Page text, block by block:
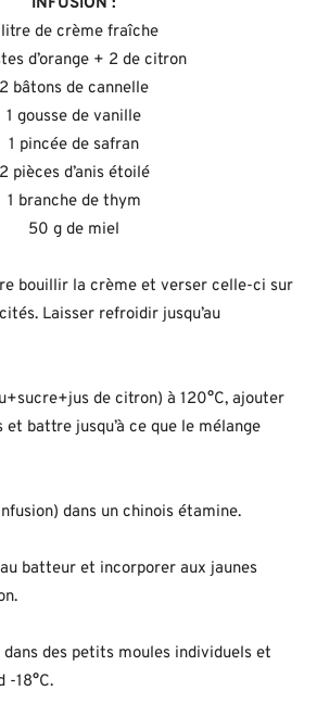
litre de crème fraîche
d’orange + 2 de citron
2 bâtons de cannelle
1 gousse de vanille
1 pincée de safran
2 pièces d’anis étoilé
1 branche de thym
50 g de miel
bouillir la crème et verser celle-ci sur
Laisser refroidir jusqu’au
de citron) à 120°C, ajouter
et battre jusqu’à ce que le mélange
dans un chinois étamine.
batteur et incorporer aux jaunes
dans des petits moules individuels et
-18°C.